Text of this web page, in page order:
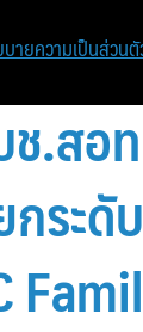
สอท
ระดั
บายความเป็นส่วนตั